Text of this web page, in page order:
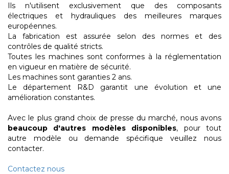
Ils n'utilisent exclusivement que des composants
électriques et hydrauliques des meilleures marques
européennes.
La fabrication est assurée selon des normes et des
contrôles de qualité stricts.
Toutes les machines sont conformes à la réglementation
en vigueur en matière de sécurité.
Les machines sont garanties 2 ans.
Le département R&D garantit une évolution et une
amélioration constantes.
Avec le plus grand choix de presse du marché, nous avons
beaucoup d'autres modèles disponibles, pour tout
autre modèle ou demande spécifique veuillez nous
contacter.
Contactez nous